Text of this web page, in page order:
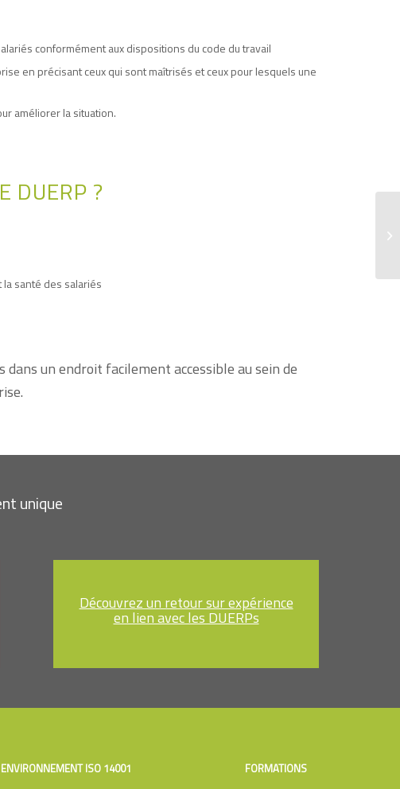
conformément aux dispositions du code du travail
en précisant ceux qui sont maîtrisés et ceux pour lesquels une
améliorer la situation.
DUERP ?
santé des salariés
dans un endroit facilement accessible au sein de
unique
Découvrez un retour sur expérience
en lien avec les DUERPs
ENVIRONNEMENT ISO 14001 FORMATIONS